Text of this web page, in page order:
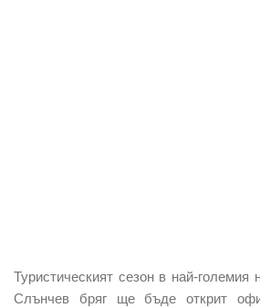
Туристическият сезон в най-големия
Слънчев бряг ще бъде открит